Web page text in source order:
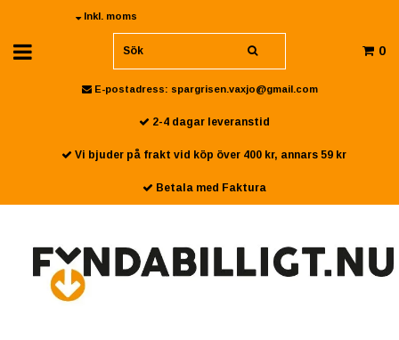
Inkl. moms
0
E-postadress: spargrisen.vaxjo@gmail.com
2-4 dagar leveranstid
Vi bjuder på frakt vid köp över 400 kr, annars 59 kr
Betala med Faktura